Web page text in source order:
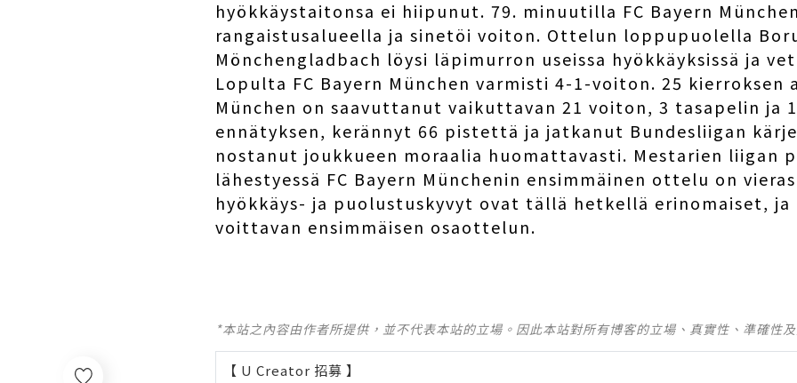
hyökkäystaitonsa ei hiipunut. 79. minuutilla FC Bayern
rangaistusalueella ja sinetöi voiton. Ottelun loppupuolella
Mönchengladbach löysi läpimurron useissa hyökkäyksissä ja
Lopulta FC Bayern München varmisti 4-1-voiton. 25 kierroksen
München on saavuttanut vaikuttavan 21 voiton, 3 tasapelin ja
ennätyksen, kerännyt 66 pistettä ja jatkanut Bundesliigan
nostanut joukkueen moraalia huomattavasti. Mestarien liigan
lähestyessä FC Bayern Münchenin ensimmäinen ottelu on
hyökkäys- ja puolustuskyvyt ovat tällä hetkellä erinomaiset,
voittavan ensimmäisen osaottelun.
*本站之內容由作者所提供，並不代表本站的立場。因此本站對所有博客的立場、真實性、準確性
【 U Creator 招募 】